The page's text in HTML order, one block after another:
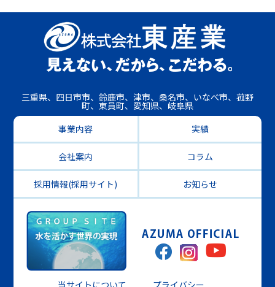
三重県、四日市市、鈴鹿市、津市、桑名市、いなべ市、菰野
町、東員町、愛知県、岐阜県
事業内容
実績
会社案内 コラム
採用情報(採用サイト) お知らせ